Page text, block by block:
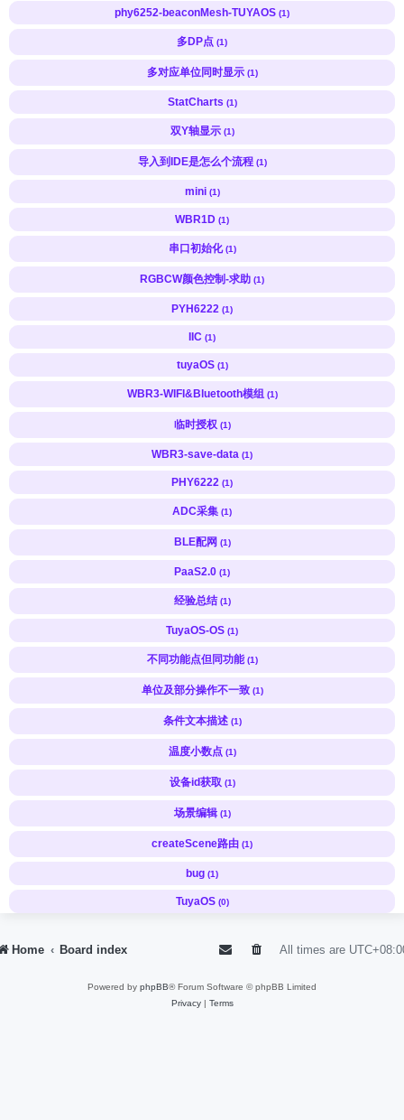
phy6252-beaconMesh-TUYAOS (1)
多DP点 (1)
多对应单位同时显示 (1)
StatCharts (1)
双Y轴显示 (1)
导入到IDE是怎么个流程 (1)
mini (1)
WBR1D (1)
串口初始化 (1)
RGBCW颜色控制-求助 (1)
PYH6222 (1)
IIC (1)
tuyaOS (1)
WBR3-WIFI&Bluetooth模组 (1)
临时授权 (1)
WBR3-save-data (1)
PHY6222 (1)
ADC采集 (1)
BLE配网 (1)
PaaS2.0 (1)
经验总结 (1)
TuyaOS-OS (1)
不同功能点但同功能 (1)
单位及部分操作不一致 (1)
条件文本描述 (1)
温度小数点 (1)
设备id获取 (1)
场景编辑 (1)
createScene路由 (1)
bug (1)
TuyaOS (0)
Home Board index All times are
Powered by phpBB® Forum Software © phpBB Limited
Privacy| Terms